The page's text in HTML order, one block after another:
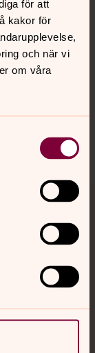
för att
kakor för
och när vi
om våra
anonymt